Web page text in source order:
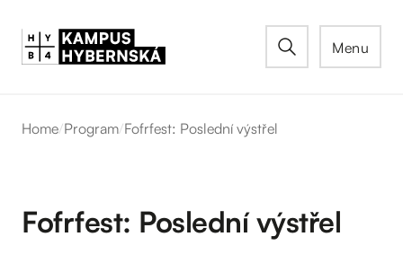
Menu
Home/Program/Fofrfest: Poslední výstřel
Fofrfest: Poslední výstřel